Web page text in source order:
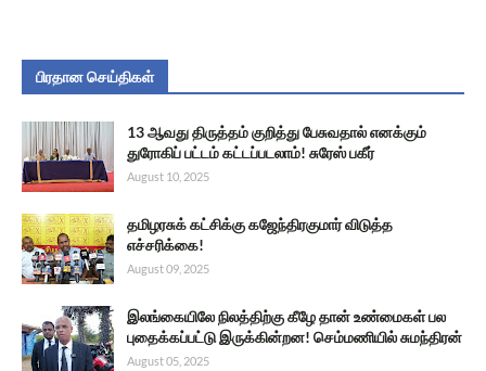
பிரதான செய்திகள்
13 ஆவது திருத்தம் குறித்து பேசுவதால் எனக்கும்
துரோகிப் பட்டம் கட்டப்படலாம்! சுரேஸ் பகீர்
August 10, 2025
தமிழரசுக் கட்சிக்கு கஜேந்திரகுமார் விடுத்த
எச்சரிக்கை!
August 09, 2025
இலங்கையிலே நிலத்திற்கு கீழே தான் உண்மைகள் பல
புதைக்கப்பட்டு இருக்கின்றன! செம்மணியில் சுமந்திரன்
August 05, 2025